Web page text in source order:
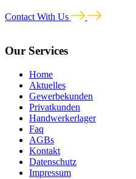
Contact With Us
Our Services
Home
Aktuelles
Gewerbekunden
Privatkunden
Handwerkerlager
Faq
AGBs
Kontakt
Datenschutz
Impressum